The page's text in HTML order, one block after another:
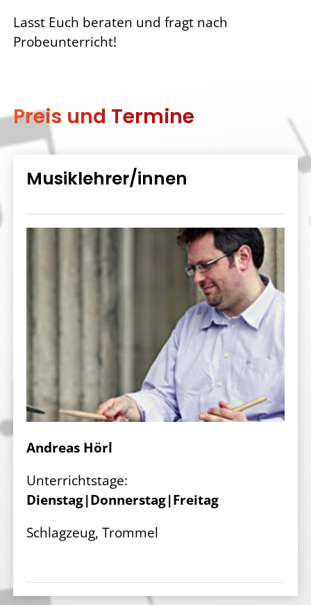
Lasst Euch beraten und fragt nach
Probeunterricht!
Preis und Termine
Musiklehrer/innen
Andreas Hörl
Unterrichtstage:
Dienstag|Donnerstag|Freitag
Schlagzeug, Trommel